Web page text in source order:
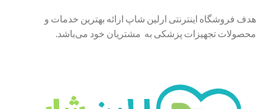
هدف فروشگاه اینترنتی ارلین شاپ ارائه بهترین خدمات و
محصولات تجهیزات پزشکی به مشتریان خود می‌باشد.